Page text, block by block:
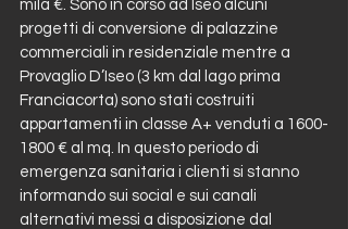
mila €. Sono in corso ad Iseo alcuni
progetti di conversione di palazzine
commerciali in residenziale mentre a
Provaglio D’Iseo (3 km dal lago prima
Franciacorta) sono stati costruiti
appartamenti in classe A+ venduti a 1600-
1800 € al mq. In questo periodo di
emergenza sanitaria i clienti si stanno
informando sui social e sui canali
alternativi messi a disposizione dal